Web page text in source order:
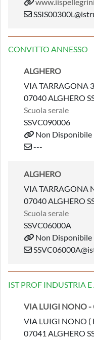
CONVITTO ANNESSO
ALGHERO
VIA TARRAGONA
07040 ALGHERO
Scuola serale
SSVC090006
Non Disponibile
---
ALGHERO
VIA TARRAGONA
07040 ALGHERO
Scuola serale
SSVC06000A
Non Disponibile
IST PROF INDUSTRIA
VIA LUIGI NONO -
VIA LUIGI NONO (
07041 ALGHERO